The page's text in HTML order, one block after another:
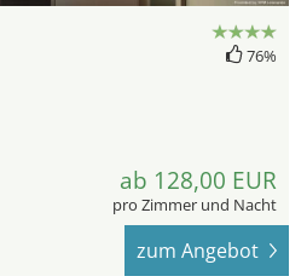
76%
ab 128,00 EUR
pro Zimmer und Nacht
zum Angebot